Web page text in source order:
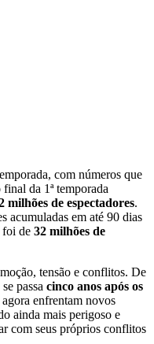
com números que
da 1ª temporada
milhões de espectadores.
acumuladas em até 90 dias
foi de 32 milhões de
tensão e conflitos. De
passa cinco anos após os
enfrentam novos
ainda mais perigoso e
com seus próprios conflitos